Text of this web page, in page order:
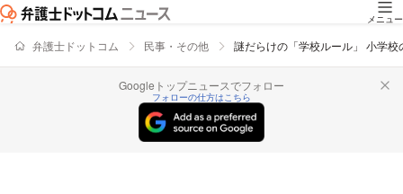
メニュー
弁護士ドットコム 民事・その他 謎だらけの「学校ルール」 小学
Googleトップニュースでフォロー
フォローの仕方はこちら